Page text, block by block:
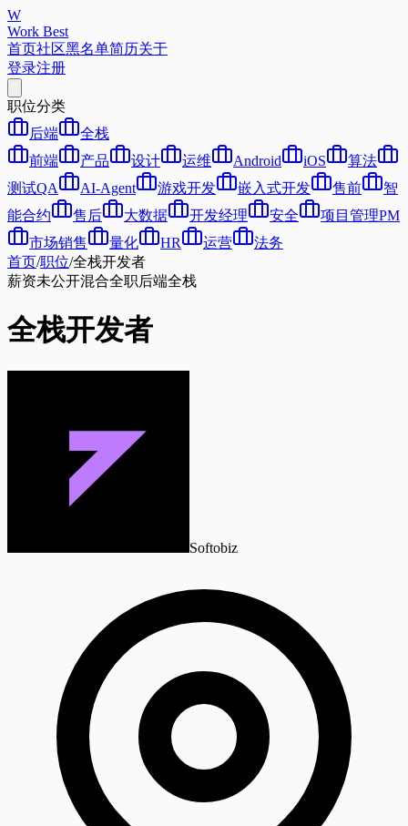
W
Work Best
首页社区黑名单简历关于
登录注册
职位分类
后端
全栈
前端
产品 设计 运维 Android iOS
算法
测试QA
AI-Agent 游戏开发 嵌入式开发 售前
智
能合约
售后 大数据 开发经理 安全
项目管理PM
市场销售
量化 HR 运营
法务
首页/职位/全栈开发者
薪资未公开混合全职后端全栈
全栈开发者
Softobiz